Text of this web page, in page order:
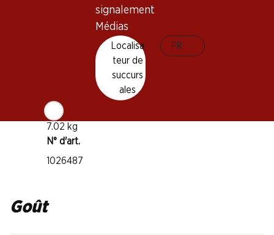
signalement
Médias
Localisa
teur de
succurs
ales
FR
Température de dégustation
Empreinte carbone
7.02 kg
N° d'art.
1026487
Goût